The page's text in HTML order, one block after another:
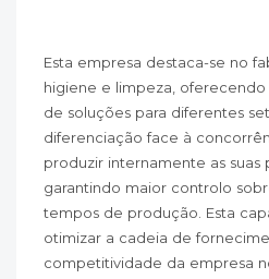
Esta empresa destaca-se no
higiene e limpeza,
de soluções para diferentes
diferenciação face à
produzir internamente as suas
garantindo maior controlo
tempos de produção. Esta
otimizar a cadeia de
competitividade da empresa